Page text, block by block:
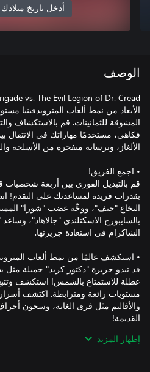
أدخل تاريخ ميلادك
الوصف
الأبعاد من نمط ألعاب المترويدفينيا
المشوقة للثمانينات. قم بالاستكشاف
فكاهي، مستخدمًا مهاراتك في الانتقال
قم بالتبديل الفوري بين أربعة شخصيات
بقدرات فريدة لمساعدتك على التقدم!
النخاع "جيف"، ووجِّه غضب "شورا"
بالسايبورج الاسكتلندي "جالاهاد"،
قد تبدو جزيرة "دكتور كريد" جميلة مثل
عطلة للاستمتاع بالشمس! استكشف
مستويات رائعة ومترابطة. اكتشف أسرار
والأقاليم مثل قرى الغابة، وسجون أجراف
إظهار المزيد